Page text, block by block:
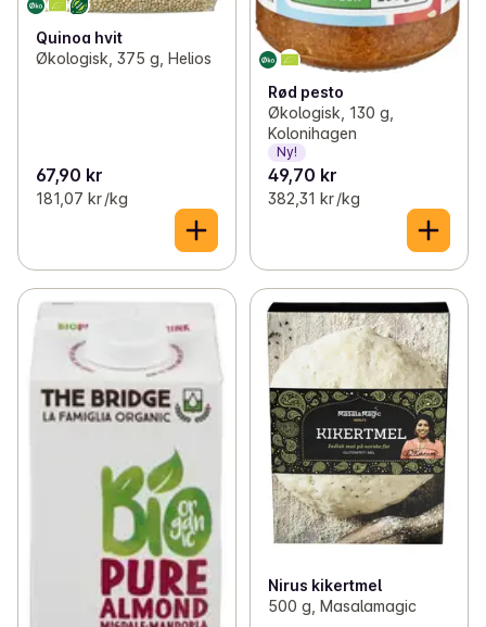
Quinoa hvit
Økologisk, 375 g, Helios
67,90 kr
181,07 kr /kg
Rød pesto
Økologisk, 130 g,
Kolonihagen
Ny!
49,70 kr
382,31 kr /kg
Nirus kikertmel
500 g, Masalamagic